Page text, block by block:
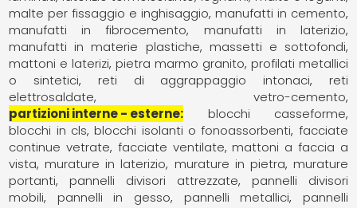
malte per fissaggio e inghisaggio manufatti in cemento
manufatti in fibrocemento
manufatti in laterizio
manufatti in materie plastiche
massetti e sottofondi
mattoni e laterizi pietra marmo granito profilati metallici
o sintetici
reti di aggrappaggio intonaci
reti
elettrosaldate
vetro-cemento
partizioni interne - esterne
blocchi casseforme
blocchi in cls blocchi isolanti o fonoassorbenti facciate
continue vetrate facciate ventilate mattoni a faccia a
vista murature in laterizio murature in pietra murature
portanti
pannelli divisori attrezzate
pannelli divisori
mobili
pannelli in gesso pannelli metallici
pannelli